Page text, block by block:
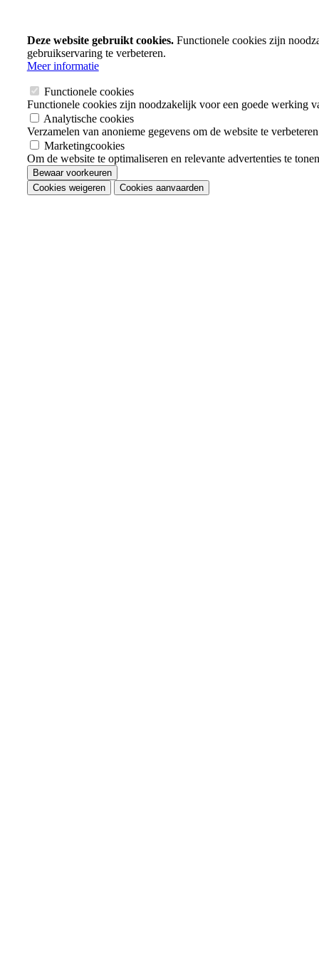
Deze website gebruikt cookies.Functionele cookies zijn
gebruikservaring te verbeteren.
Meer informatie
Functionele cookies
Functionele cookies zijn noodzakelijk voor een goede werking
Analytische cookies
Verzamelen van anonieme gegevens om de website te
Marketingcookies
Om de website te optimaliseren en relevante advertenties te
Bewaar voorkeuren
Cookies weigeren
Cookies aanvaarden